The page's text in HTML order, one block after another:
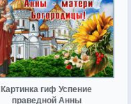
Картинка гиф Успение
праведной Анны